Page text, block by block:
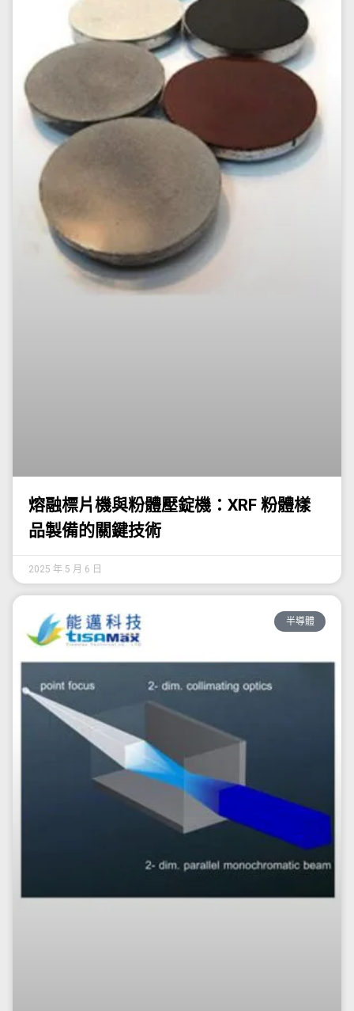
熔融標片機與粉體壓錠機：XRF 粉體樣
品製備的關鍵技術
2025 年 5 月 6 日
半導體